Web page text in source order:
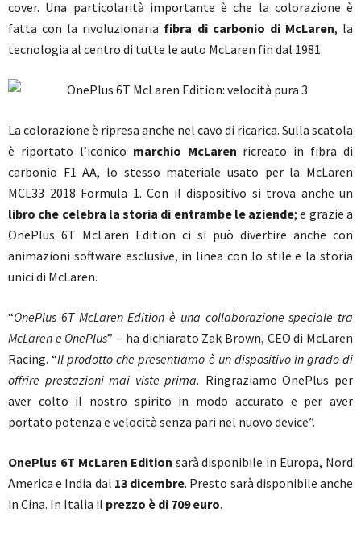
cover. Una particolarità importante è che la colorazione è
fatta con la rivoluzionaria fibra di carbonio di McLaren, la
tecnologia al centro di tutte le auto McLaren fin dal 1981.
La colorazione è ripresa anche nel cavo di ricarica. Sulla scatola
è riportato l’iconico marchio McLaren ricreato in fibra di
carbonio F1 AA, lo stesso materiale usato per la McLaren
MCL33 2018 Formula 1. Con il dispositivo si trova anche un
libro che celebra la storia di entrambe le aziende; e grazie a
OnePlus 6T McLaren Edition ci si può divertire anche con
animazioni software esclusive, in linea con lo stile e la storia
unici di McLaren.
“OnePlus 6T McLaren Edition è una collaborazione speciale tra
McLaren e OnePlus” – ha dichiarato Zak Brown, CEO di McLaren
Racing. “Il prodotto che presentiamo è un dispositivo in grado di
offrire prestazioni mai viste prima. Ringraziamo OnePlus per
aver colto il nostro spirito in modo accurato e per aver
portato potenza e velocità senza pari nel nuovo device”.
OnePlus 6T McLaren Edition sarà disponibile in Europa, Nord
America e India dal 13 dicembre. Presto sarà disponibile anche
in Cina. In Italia il prezzo è di 709 euro.